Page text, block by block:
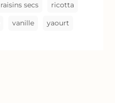
raisins secs ricotta
vanille yaourt